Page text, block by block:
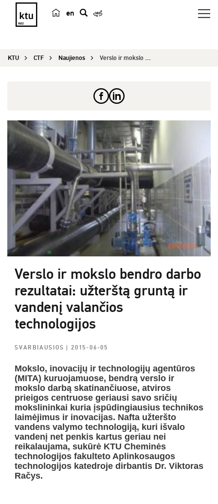
en
e
KTU CTF Naujienos Verslo ir mokslo bendro darbo rezultatai: užterš...
Verslo ir mokslo bendro darbo
rezultatai: užterštą gruntą ir
vandenį valančios
technologijos
SVARBIAUSIOS| 2015-06-05
Mokslo, inovacijų ir technologijų agentūros
(MITA) kuruojamuose, bendrą verslo ir
mokslo darbą skatinančiuose, atviros
prieigos centruose geriausi savo sričių
mokslininkai kuria įspūdingiausius technikos
laimėjimus ir inovacijas. Nafta užteršto
vandens valymo technologiją, kuri išvalo
vandenį net penkis kartus geriau nei
reikalaujama, sukūrė KTU Cheminės
technologijos fakulteto Aplinkosaugos
technologijos katedroje dirbantis Dr. Viktoras
Račys.